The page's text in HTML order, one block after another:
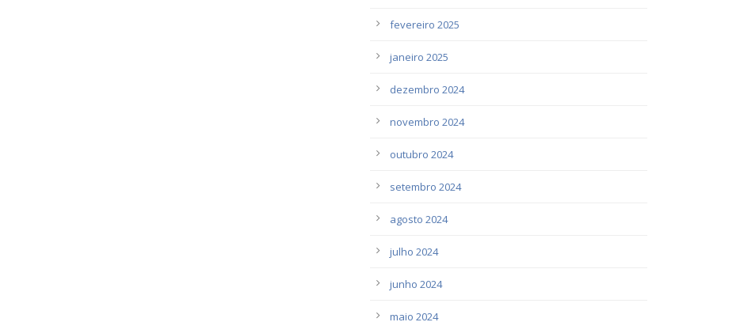
fevereiro 2025
janeiro 2025
dezembro 2024
novembro 2024
outubro 2024
setembro 2024
agosto 2024
julho 2024
junho 2024
maio 2024